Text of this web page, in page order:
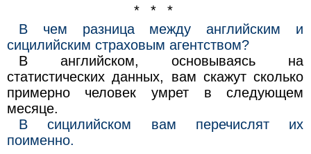
* * *
В чем разница между английским и
сицилийским страховым агентством?
В английском, основываясь на
статистических данных, вам скажут сколько
примерно человек умрет в следующем
месяце.
В сицилийском вам перечислят их
поименно.